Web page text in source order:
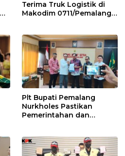
Terima Truk Logistik di
Makodim 0711/Pemalang
Plt Bupati Pemalang
Nurkholes Pastikan
Pemerintahan dan